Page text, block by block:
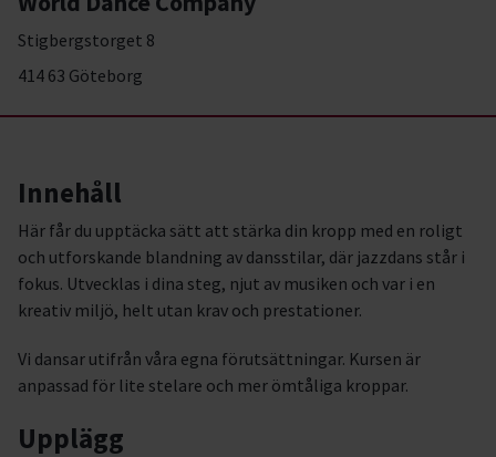
Stigbergstorget 8
414 63 Göteborg
Innehåll
Här får du upptäcka sätt att stärka din kropp med en roligt
och utforskande blandning av dansstilar, där jazzdans står i
fokus. Utvecklas i dina steg, njut av musiken och var i en
kreativ miljö, helt utan krav och prestationer.
Vi dansar utifrån våra egna förutsättningar. Kursen är
anpassad för lite stelare och mer ömtåliga kroppar.
Upplägg